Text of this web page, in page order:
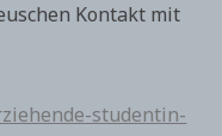
Kontakt mit
studentin-